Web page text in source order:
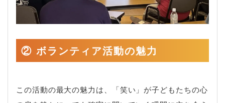
② ボランティア活動の魅力
この活動の最大の魅力は、「笑い」が子どもたちの心